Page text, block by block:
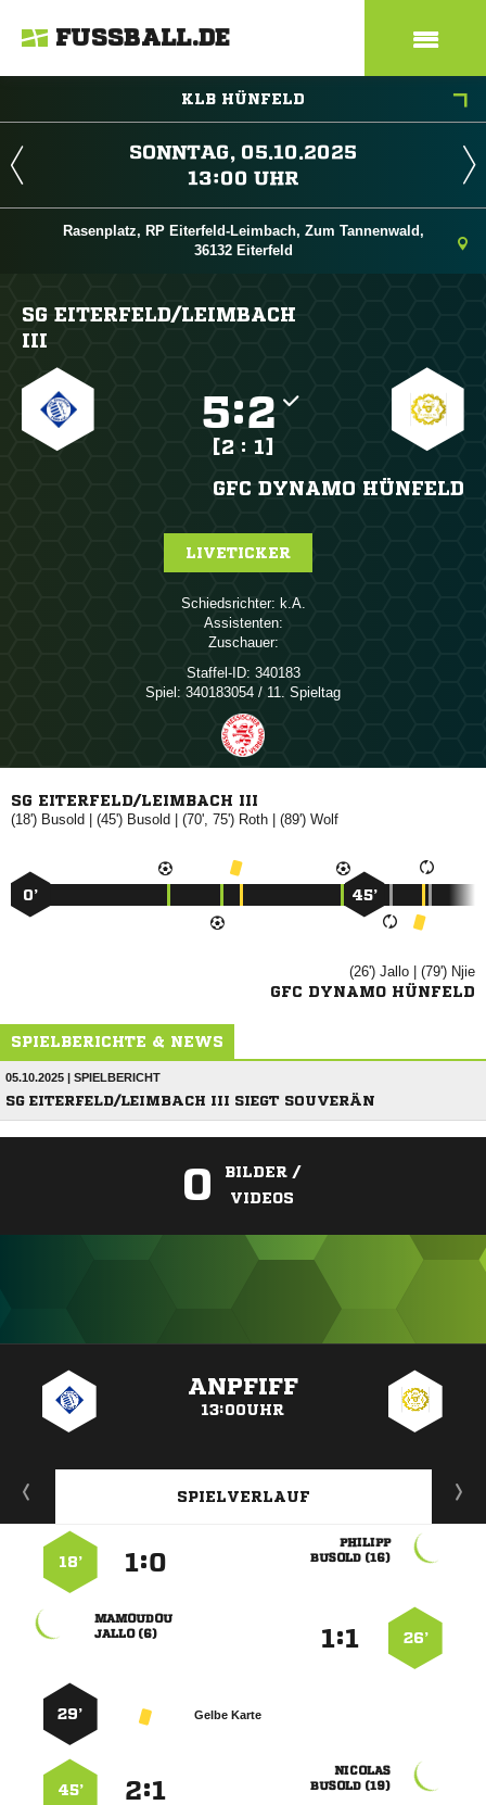
FUSSBALL.DE
KLB HÜNFELD
 
 
Rasenplatz, RP Eiterfeld-Leimbach, Zum Tannenwald,
36132 Eiterfeld
SG EITERFELD/​LEIMBACH
III
:
[2 : 1]
GFC DYNAMO HÜNFELD
LIVETICKER
Schiedsrichter: 
Assistenten:
Zuschauer:
Staffel-ID: 340183
Spiel: 340183054 / 11. Spieltag
SG EITERFELD/LEIMBACH III
(18')  | (45')  | (70', 75')  | (89') 
0’ 45’
(26')  | (79') 
GFC DYNAMO HÜNFELD
SPIELBERICHTE & NEWS
05.10.2025 | SPIELBERICHT
SG EITERFELD/LEIMBACH III SIEGT SOUVERÄN
0
BILDER /
VIDEOS
ANPFIFF
13:00UHR
SPIELVERLAUF

 
:
18’
26’
:

 
Gelbe Karte
29’

 
:
45’